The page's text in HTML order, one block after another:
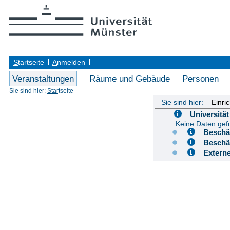
Startseite Anmelden
Veranstaltungen Räume und Gebäude Personen
Sie sind hier: Startseite
Sie sind hier:
Keine Daten